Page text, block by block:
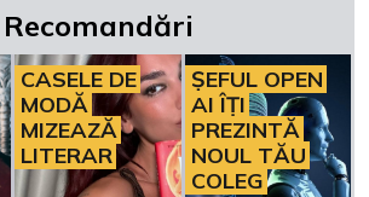
Recomandări
CASELE DE
MODĂ
MIZEAZĂ
LITERAR
ȘEFUL OPEN
AI ÎȚI
PREZINTĂ
NOUL TĂU
COLEG